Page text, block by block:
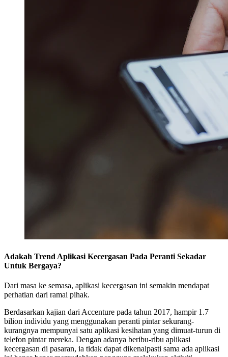
Adakah Trend Aplikasi Kecergasan Pada Peranti Sekadar
Untuk Bergaya?
Dari masa ke semasa, aplikasi kecergasan ini semakin mendapat
perhatian dari ramai pihak.
Berdasarkan kajian dari Accenture pada tahun 2017, hampir 1.7
bilion individu yang menggunakan peranti pintar sekurang-
kurangnya mempunyai satu aplikasi kesihatan yang dimuat-turun di
telefon pintar mereka. Dengan adanya beribu-ribu aplikasi
kecergasan di pasaran, ia tidak dapat dikenalpasti sama ada aplikasi